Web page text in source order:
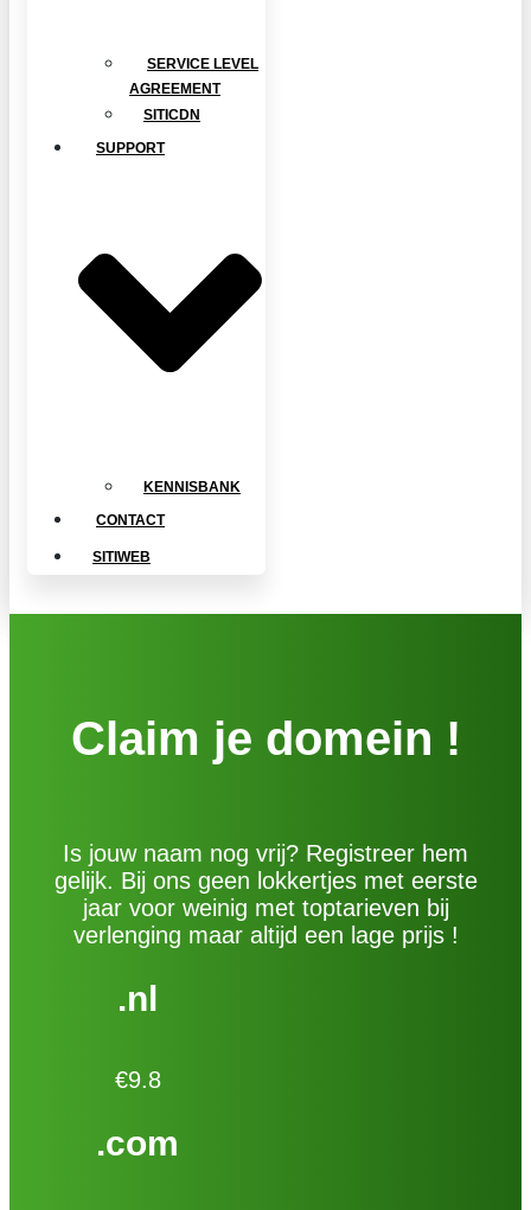
SERVICE LEVEL
AGREEMENT
SITICDN
SUPPORT
KENNISBANK
CONTACT
SITIWEB
Claim je domein !
Is jouw naam nog vrij? Registreer hem
gelijk. Bij ons geen lokkertjes met eerste
jaar voor weinig met toptarieven bij
verlenging maar altijd een lage prijs !
.nl
€9.8
.com